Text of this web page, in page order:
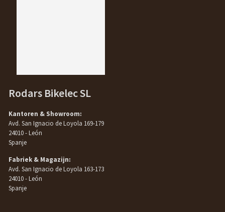
Rodars Bikelec SL
Kantoren & Showroom:
Avd. San Ignacio de Loyola 169-179
24010 - León
Spanje
Fabriek & Magazijn:
Avd. San Ignacio de Loyola 163-173
24010 - León
Spanje